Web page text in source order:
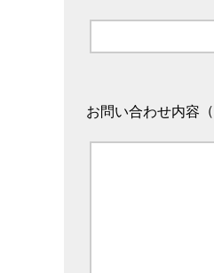
お問い合わせ内容 （